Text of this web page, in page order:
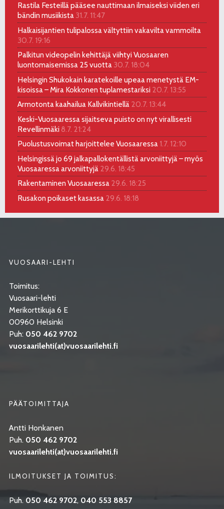
Rastila Festeillä pääsee nauttimaan ilmaiseksi viiden eri
bändin musiikista 31.7. 11:47
Halkaisijantien tulipalossa vältyttiin vakavilta vammoilta
30.7. 19:16
Palkitun videopelin kehittäjä viihtyi Vuosaaren
luontomaisemissa 25 vuotta 30.7. 18:04
Helsingin Shukokain karatekoille upeaa menetystä EM-
kisoissa – Mira Kokkonen tuplamestariksi 20.7. 13:55
Armotonta kaahailua Kallvikintiellä 20.7. 13:44
Keski-Vuosaaressa sijaitseva puisto on nyt virallisesti
Revellinmäki 8.7. 21:24
Puolustusvoimat harjoittelee Vuosaaressa 1.7. 12:10
Helsingissä jo 69 jalkapallokentällistä arvoniittyjä – myös
Vuosaaressa arvoniittyjä 29.6. 18:45
Rakentaminen Vuosaaressa 29.6. 18:25
Rusakon poikaset kasassa 29.6. 18:18
VUOSAARI-LEHTI
Toimitus:
Vuosaari-lehti
Merikorttikuja 6 E
00960 Helsinki
Puh: 050 462 9702
vuosaarilehti(at)vuosaarilehti.fi
PÄÄTOIMITTAJA
Antti Honkanen
Puh. 050 462 9702
vuosaarilehti(at)vuosaarilehti.fi
ILMOITUKSET JA TOIMITUS:
Puh. 050 462 9702, 040 553 8857